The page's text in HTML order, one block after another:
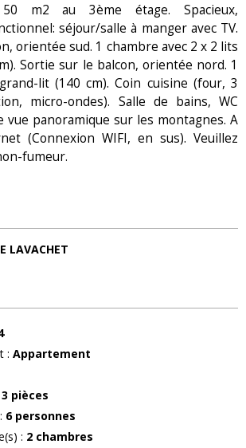
m2 au 3ème étage. Spacieux,
séjour/salle à manger avec TV.
orientée sud. 1 chambre avec 2 x 2 lits
Sortie sur le balcon, orientée nord. 1
lit (140 cm). Coin cuisine (four, 3
micro-ondes). Salle de bains, WC
vue panoramique sur les montagnes. A
(Connexion WIFI, en sus). Veuillez
fumeur.
LAVACHET
: Appartement
3 pièces
: 6 personnes
: 2 chambres